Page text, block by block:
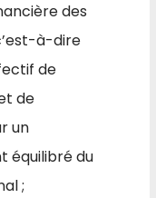
des
à-dire
de
de
un
équilibré du
;